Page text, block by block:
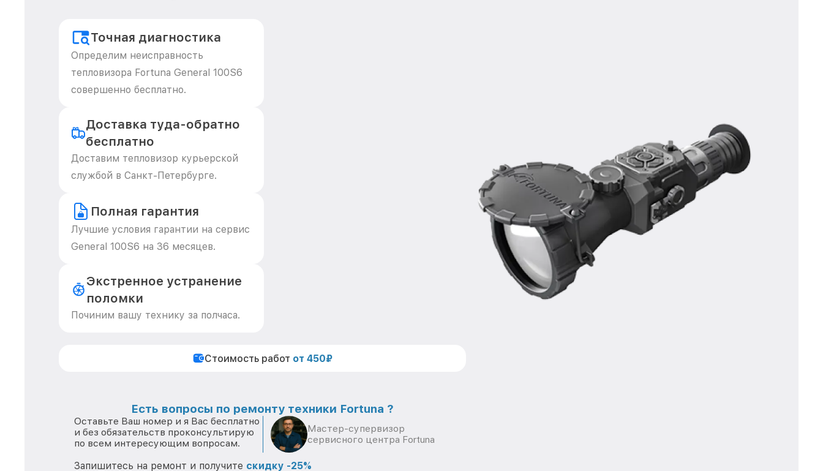
Точная диагностика
Определим неисправность
тепловизора Fortuna General 100S6
совершенно бесплатно.
Доставка туда-обратно
бесплатно
Доставим тепловизор курьерской
службой в Санкт-Петербурге.
Полная гарантия
Лучшие условия гарантии на сервис
General 100S6 на 36 месяцев.
Экстренное устранение
поломки
Починим вашу технику за полчаса.
Стоимость работ от 450₽
Есть вопросы по ремонту техники Fortuna ?
Оставьте Ваш номер и я Вас бесплатно
и без обязательств проконсультирую
по всем интересующим вопросам.
Мастер-супервизор
сервисного центра Fortuna
Запишитесь на ремонт и получите скидку -25%